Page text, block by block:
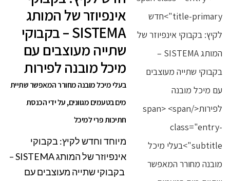
אינפיוזר של המותג
SISTEMA – בקבוקי
שתייה מעוצבים עם
מיכל מובנה לפירות
בעלי מיכל מובנה מחורר המאפשר שתיית
מים בטעמים מגוונים, על ידי הכנסת
חתיכות פרי למיכל
מיוחד וחדש לקיץ: בקבוקי
אינפיוזר של המותג SISTEMA –
בקבוקי שתייה מעוצבים עם